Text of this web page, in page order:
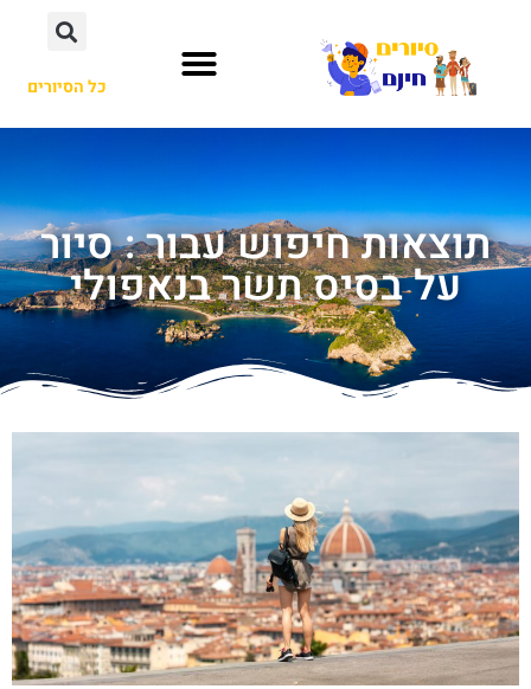
כל הסיורים
תוצאות חיפוש עבור : סיור
על בסיס תשר בנאפולי